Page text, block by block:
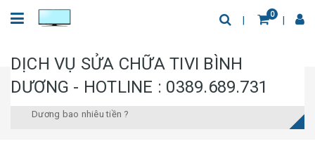
0
DỊCH VỤ SỬA CHỮA TIVI BÌNH
DƯƠNG - HOTLINE : 0389.689.731
Dương bao nhiêu tiền ?